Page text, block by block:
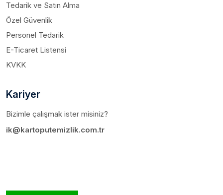
Tedarik ve Satın Alma
Özel Güvenlik
Personel Tedarik
E-Ticaret Listensi
KVKK
Kariyer
Bizimle çalışmak ister misiniz?
ik@kartoputemizlik.com.tr